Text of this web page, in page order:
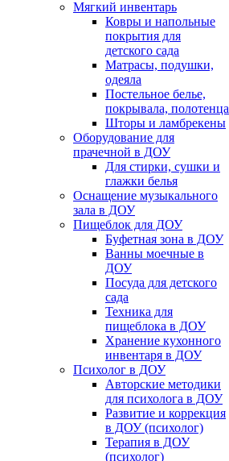
Мягкий инвентарь
Ковры и напольные
покрытия для
детского сада
Матрасы, подушки,
одеяла
Постельное белье,
покрывала, полотенца
Шторы и ламбрекены
Оборудование для
прачечной в ДОУ
Для стирки, сушки и
глажки белья
Оснащение музыкального
зала в ДОУ
Пищеблок для ДОУ
Буфетная зона в ДОУ
Ванны моечные в
ДОУ
Посуда для детского
сада
Техника для
пищеблока в ДОУ
Хранение кухонного
инвентаря в ДОУ
Психолог в ДОУ
Авторские методики
для психолога в ДОУ
Развитие и коррекция
в ДОУ (психолог)
Терапия в ДОУ
(психолог)